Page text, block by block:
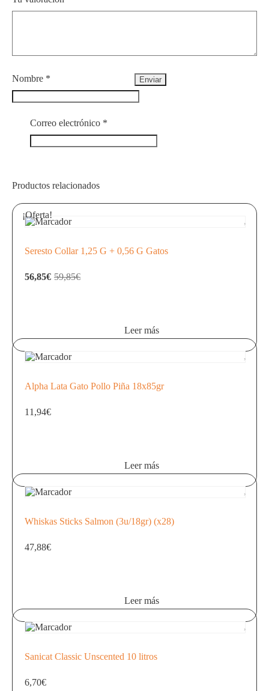
Nombre *
Correo electrónico *
Productos relacionados
¡Oferta!
Seresto Collar 1,25 G + 0,56 G Gatos
59,85€
El
56,85€
El
Leer más
Alpha Lata Gato Pollo Piña 18x85gr
11,94€
Leer más
Whiskas Sticks Salmon (3u/18gr) (x28)
47,88€
Leer más
Sanicat Classic Unscented 10 litros
6,70€